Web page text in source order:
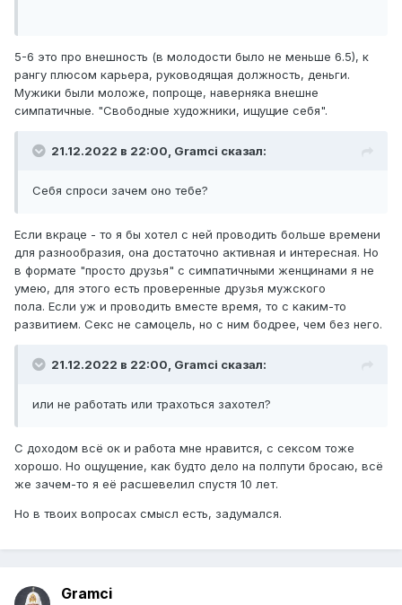
5-6 это про внешность (в молодости было не меньше 6.5), к
рангу плюсом карьера, руководящая должность, деньги.
Мужики были моложе, попроще, наверняка внешне
симпатичные. "Свободные художники, ищущие себя".
21.12.2022 в 22:00, Gramci сказал:
Себя спроси зачем оно тебе?
Если вкраце - то я бы хотел с ней проводить больше времени
для разнообразия, она достаточно активная и интересная. Но
в формате "просто друзья" с симпатичными женщинами я не
умею, для этого есть проверенные друзья мужского
пола. Если уж и проводить вместе время, то с каким-то
развитием. Секс не самоцель, но с ним бодрее, чем без него.
21.12.2022 в 22:00, Gramci сказал:
или не работать или трахоться захотел?
С доходом всё ок и работа мне нравится, с сексом тоже
хорошо. Но ощущение, как будто дело на полпути бросаю, всё
же зачем-то я её расшевелил спустя 10 лет.
Но в твоих вопросах смысл есть, задумался.
Gramci